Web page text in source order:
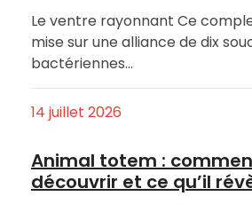
Le ventre rayonnant Ce
mise sur une alliance de dix
bactériennes…
14 juillet 2026
Animal totem :
découvrir et ce qu’il